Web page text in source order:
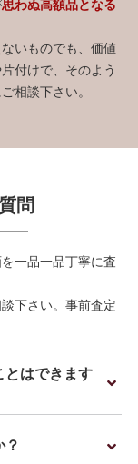
思わぬ高額品となる
いものでも、価値
付けで、そのよう
相談下さい。
問
一品一品丁寧に査
下さい。事前査定
とはできます
？